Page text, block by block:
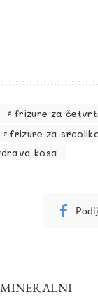
frizure za
frizure za
kosa